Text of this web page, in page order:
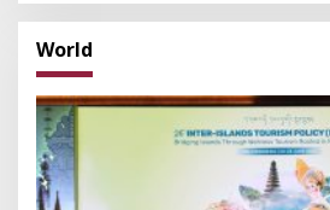
World